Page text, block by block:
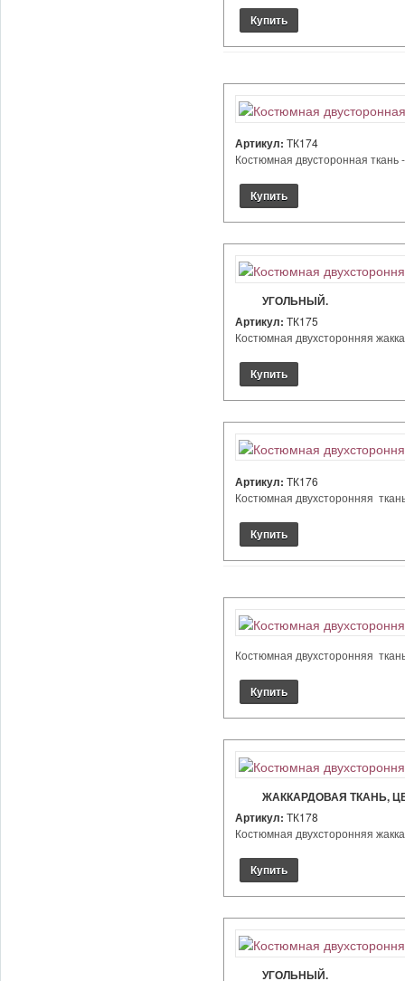
Артикул: ТК174
Костюмная двусторонная
УГОЛЬНЫЙ.
Артикул: ТК175
Костюмная двухсторонняя
Артикул: ТК176
Костюмная двухсторонняя
Костюмная двухсторонняя
ЖАККАРДОВАЯ ТКАНЬ,
Артикул: ТК178
Костюмная двухсторонняя
УГОЛЬНЫЙ.